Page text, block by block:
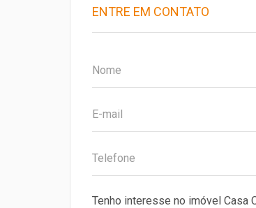
ENTRE EM CONTATO